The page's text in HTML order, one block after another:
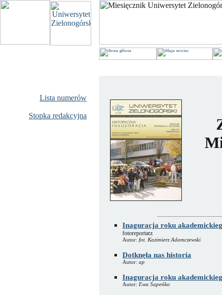
Lista numerów
Stopka redakcyjna
Inaguracja roku
fotoreportarz
Autor: fot. Kazimierz Adamczewski
Dotknęła nas historia
Autor: ap
Inaguracja roku
Autor: Ewa Sapeńko